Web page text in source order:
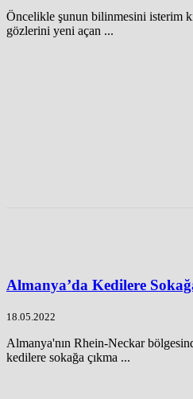
Öncelikle şunun bilinmesini isterim
gözlerini yeni açan ...
Almanya’da Kedilere
18.05.2022
Almanya'nın Rhein-Neckar
kedilere sokağa çıkma ...